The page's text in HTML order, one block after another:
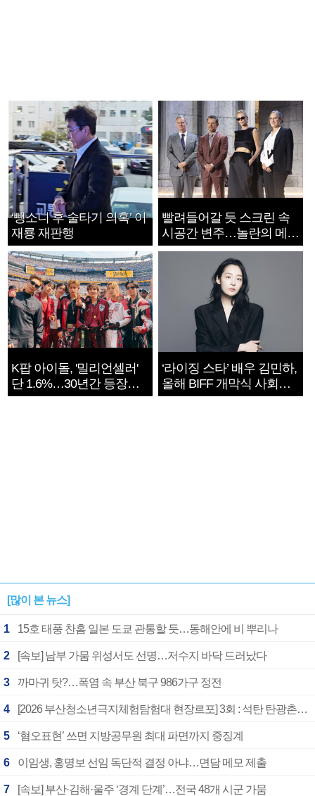
‘뺑소니 후 술타기 의혹’ 이
재룡 재판행
빨려들어갈 듯 스크린 속
시공간 변주…놀란의 메시
지는 ‘전쟁 속죄’
K팝 아이돌, '밀리언셀러'
단 1.6%…30년간 등장
1182개팀 전수조사
‘라이징 스타’ 배우 김민하,
올해 BIFF 개막식 사회자
확정
[많이 본 뉴스]
1 15호 태풍 찬홈 일본 도쿄 관통할 듯…동해안에 비 뿌리나
2 [속보] 남부 가뭄 위성서도 선명…저수지 바닥 드러났다
3 까마귀 탓?…폭염 속 부산 북구 986가구 정전
4 [2026 부산청소년극지체험탐험대 현장르포] 3회 : 석탄 탄광촌에서 북극 연구의 중심지로
5 ‘혐오표현’ 쓰면 지방공무원 최대 파면까지 중징계
6 이임생, 홍명보 선임 독단적 결정 아냐…면담 메모 제출
7 [속보] 부산·김해·울주 ‘경계 단계’…전국 48개 시군 가뭄